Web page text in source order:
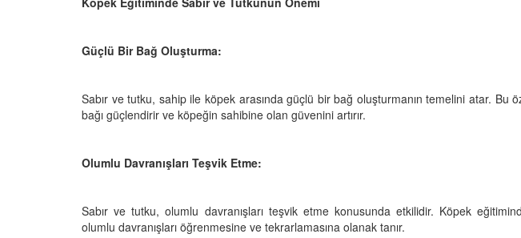
Güçlü Bir Bağ Oluşturma:
Sabır ve tutku, sahip ile köpek arasında güçlü bir bağ oluşturmanın temelini atar. Bu
bağı güçlendirir ve köpeğin sahibine olan güvenini artırır.
Olumlu Davranışları Teşvik Etme:
Sabır ve tutku, olumlu davranışları teşvik etme konusunda etkilidir. Köpek
olumlu davranışları öğrenmesine ve tekrarlamasına olanak tanır.